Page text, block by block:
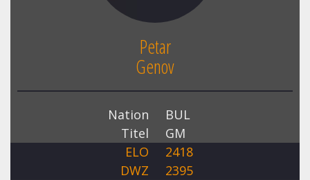
Petar
Genov
Nation
BUL
Titel
GM
ELO
2418
DWZ
2395